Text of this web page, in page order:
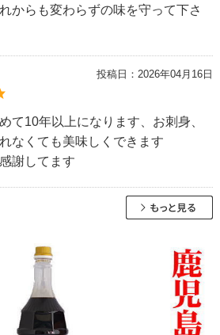
からも変わらずの味を守って下さ
投稿日： 2026年04月16日
て10年以上になります、お刺身、
なくても美味しくできます
謝してます